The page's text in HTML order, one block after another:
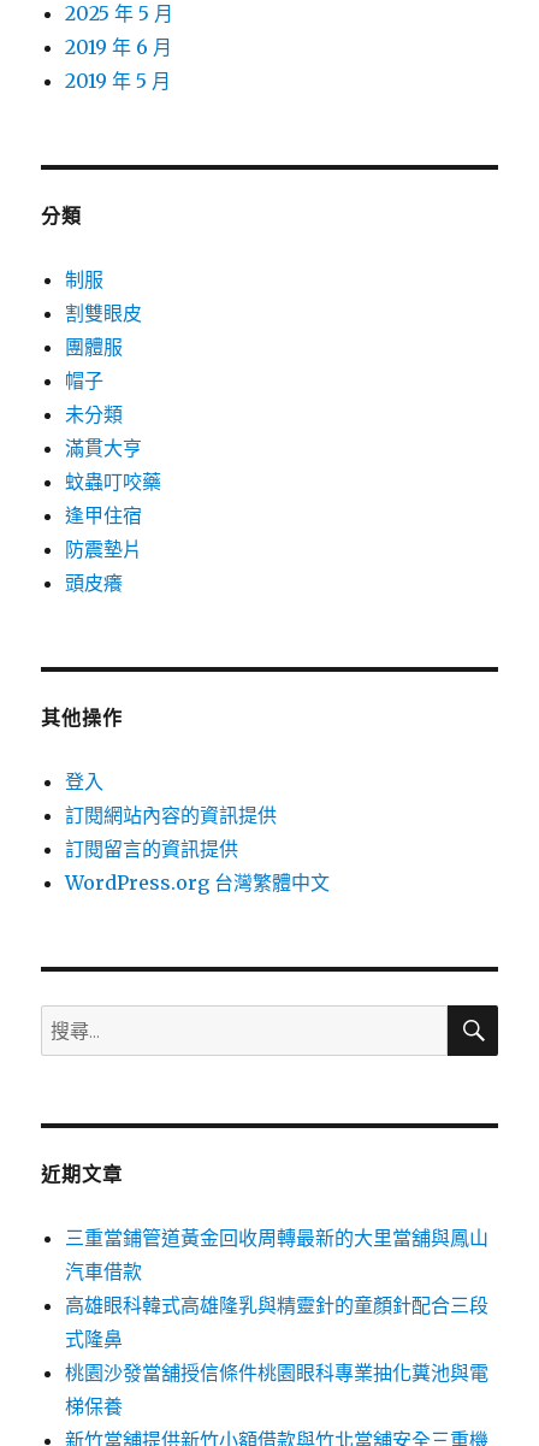
2025 年 5 月
2019 年 6 月
2019 年 5 月
分類
制服
割雙眼皮
團體服
帽子
未分類
滿貫大亨
蚊蟲叮咬藥
逢甲住宿
防震墊片
頭皮癢
其他操作
登入
訂閱網站內容的資訊提供
訂閱留言的資訊提供
WordPress.org 台灣繁體中文
搜
尋
鍵
搜
近期文章
三重當鋪管道黃金回收周轉最新的大里當舖與鳳山
汽車借款
高雄眼科韓式高雄隆乳與精靈針的童顏針配合三段
式隆鼻
桃園沙發當舖授信條件桃園眼科專業抽化糞池與電
梯保養
新竹當舖提供新竹小額借款與竹北當舖安全三重機